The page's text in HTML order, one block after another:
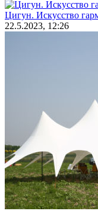
Цигун. Искусство
22.5.2023, 12:26